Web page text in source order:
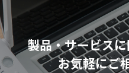
製品・サービスに
お気軽にご